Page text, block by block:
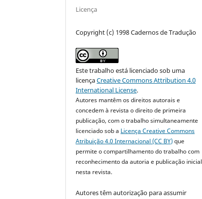
Licença
Copyright (c) 1998 Cadernos de Tradução
Este trabalho está licenciado sob uma
licençaCreative Commons Attribution 4.0
International License.
Autores mantêm os direitos autorais e
concedem à revista o direito de primeira
publicação, com o trabalho simultaneamente
licenciado sob a Licença Creative Commons
Atribuição 4.0 Internacional (CC BY)que
permite o compartilhamento do trabalho com
reconhecimento da autoria e publicação inicial
nesta revista.
Autores têm autorização para assumir